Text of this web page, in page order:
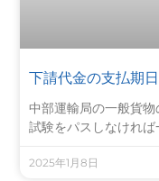
下請代金の支払期
中部運輸局の一般貨
試験をパスしなけれ
2025年1月8日